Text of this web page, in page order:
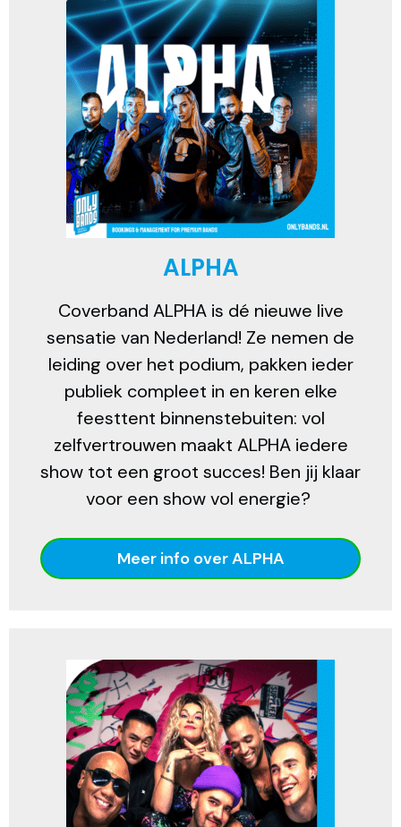
ALPHA
Coverband ALPHA is dé nieuwe live
sensatie van Nederland! Ze nemen de
leiding over het podium, pakken ieder
publiek compleet in en keren elke
feesttent binnenstebuiten: vol
zelfvertrouwen maakt ALPHA iedere
show tot een groot succes! Ben jij klaar
voor een show vol energie?
Meer info over ALPHA